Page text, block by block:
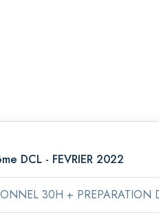
DCL - FEVRIER 2022
30H + PREPARATION